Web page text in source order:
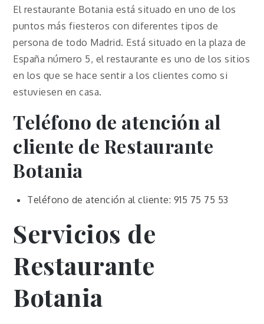
El restaurante Botania está situado en uno de los
puntos más fiesteros con diferentes tipos de
persona de todo Madrid. Está situado en la plaza de
España número 5, el restaurante es uno de los sitios
en los que se hace sentir a los clientes como si
estuviesen en casa.
Teléfono de atención al
cliente de Restaurante
Botania
Teléfono de atención al cliente: 915 75 75 53
Servicios de
Restaurante
Botania